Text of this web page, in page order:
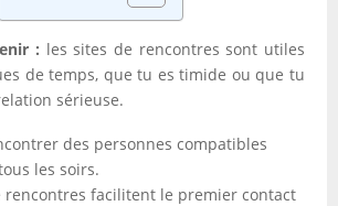
: les sites de rencontres sont utiles
de temps, que tu es timide ou que tu
sérieuse.
des personnes compatibles
les soirs.
rencontres facilitent le premier contact